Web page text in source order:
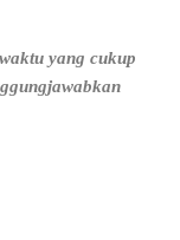
yang cukup